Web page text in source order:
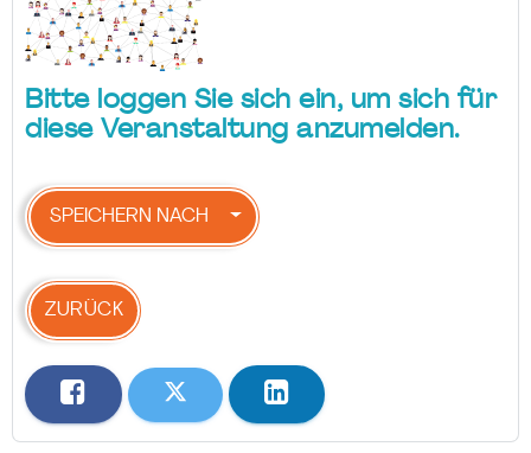
Bitte loggen Sie sich ein, um sich für
diese Veranstaltung anzumelden.
SPEICHERN NACH
ZURÜCK